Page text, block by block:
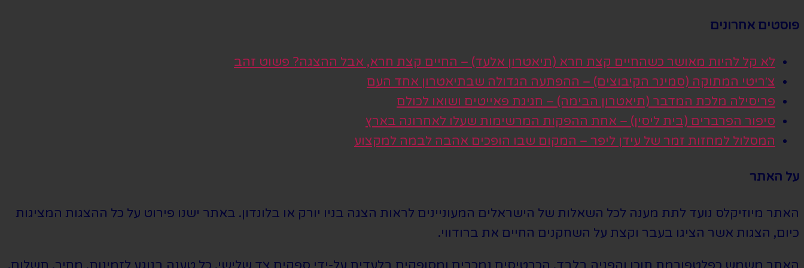
פוסטים אחרונים
לא קל להיות מאושר כשהחיים קצת חרא (תיאטרון אלעד) – החיים קצת חרא, אבל ההצגה? פשוט זהב
צ׳ריטי המתוקה (סמינר הקיבוצים) – ההפתעה הגדולה שבתיאטרון אחד העם
פריסילה מלכת המדבר (תיאטרון הבימה) – חגיגת פאייטים ושואו לכולם
סיפור הפרברים (בית ליסין) – אחת ההפקות המרשימות שעלו לאחרונה בארץ
המסלול למחזות זמר של עידן ליפר – המקום שבו הופכים אהבה לבמה למקצוע
על האתר
האתר מיוזיקלס נועד לתת מענה לכל השאלות של הישראלים המעוניינים לראות הצגה בניו יורק או בלונדון. באתר ישנו פירוט על כל ההצגות המציגות
כיום, הצגות אשר הציגו בעבר וקצת על השחקנים החיים את ברודווי.